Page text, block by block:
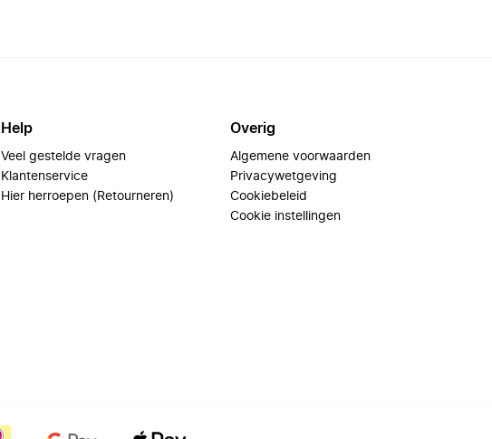
Help
Veel gestelde vragen
Klantenservice
Hier herroepen (Retourneren)
Overig
Algemene voorwaarden
Privacywetgeving
Cookiebeleid
Cookie instellingen